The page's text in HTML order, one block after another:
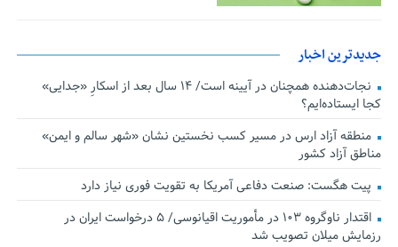
جدیدترین اخبار
نجات‌دهنده‌ همچنان در آیینه است/ ۱۴ سال بعد از اسکارِ «جدایی»
کجا ایستاده‌ایم؟
منطقه آزاد ارس در مسیر کسب نخستین نشان «شهر سالم و ایمن»
مناطق آزاد کشور
پیت هگست: صنعت دفاعی آمریکا به تقویت فوری نیاز دارد
اقتدار ناوگروه ۱۰۳ در مأموریت‌ اقیانوسی/ ۵ درخواست ایران در
رزمایش میلان تصویب شد